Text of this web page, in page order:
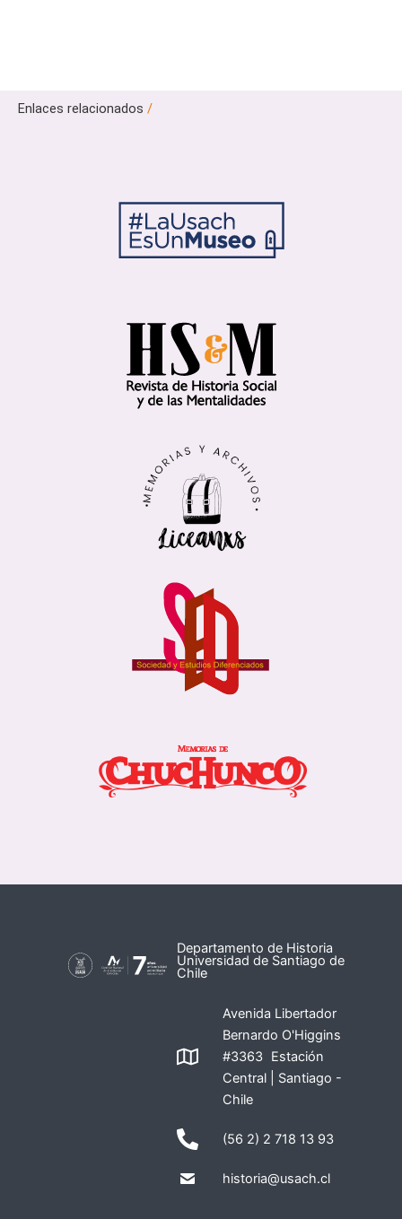
Enlaces relacionados /
Departamento de Historia
Universidad de Santiago de
Chile
Avenida Libertador
Bernardo O'Higgins
#3363 Estación
Central | Santiago -
Chile
(56 2) 2 718 13 93
historia@usach.cl